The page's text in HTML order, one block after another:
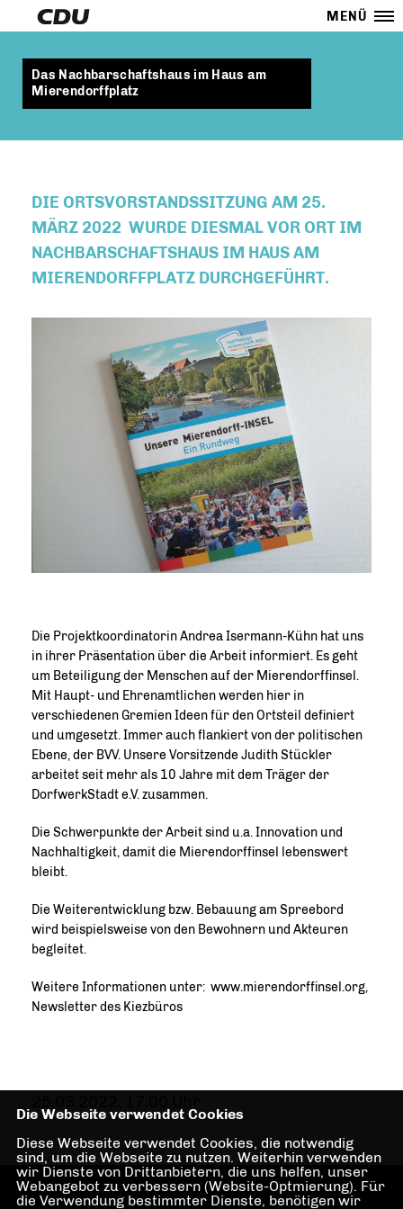
MENÜ
Das Nachbarschaftshaus im Haus am
Mierendorffplatz
DIE ORTSVORSTANDSSITZUNG AM 25.
MÄRZ 2022 WURDE DIESMAL VOR ORT IM
NACHBARSCHAFTSHAUS IM HAUS AM
MIERENDORFFPLATZ DURCHGEFÜHRT.
Die Projektkoordinatorin Andrea Isermann-Kühn hat uns
in ihrer Präsentation über die Arbeit informiert. Es geht
um Beteiligung der Menschen auf der Mierendorffinsel.
Mit Haupt- und Ehrenamtlichen werden hier in
verschiedenen Gremien Ideen für den Ortsteil definiert
und umgesetzt. Immer auch flankiert von der politischen
Ebene, der BVV. Unsere Vorsitzende Judith Stückler
arbeitet seit mehr als 10 Jahre mit dem Träger der
DorfwerkStadt e.V. zusammen.
Die Schwerpunkte der Arbeit sind u.a. Innovation und
Nachhaltigkeit, damit die Mierendorffinsel lebenswert
bleibt.
Die Weiterentwicklung bzw. Bebauung am Spreebord
wird beispielsweise von den Bewohnern und Akteuren
begleitet.
Weitere Informationen unter: www.mierendorffinsel.org,
Newsletter des Kiezbüros
Die Webseite verwendet Cookies
Diese Webseite verwendet Cookies, die notwendig
sind, um die Webseite zu nutzen. Weiterhin verwenden
wir Dienste von Drittanbietern, die uns helfen, unser
Webangebot zu verbessern (Website-Optmierung). Für
die Verwendung bestimmter Dienste, benötigen wir